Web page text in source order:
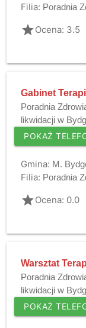
Filia: Poradnia
gradeOcena: 3.5
Gabinet
Poradnia
likwidacji w
POKAŻ
Gmina: M.
Filia: Poradnia
gradeOcena: 0.0
Warsztat
Poradnia
likwidacji w
POKAŻ